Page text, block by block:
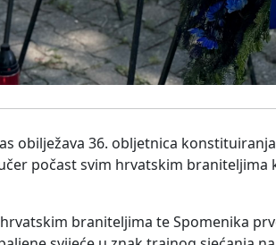
obilježava 36. obljetnica
počast svim hrvatskim braniteljima
braniteljima te Spomenika